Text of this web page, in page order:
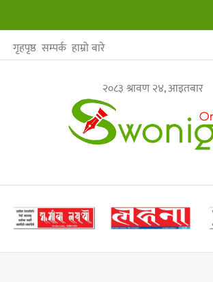
गृहपृष्ठ सम्पर्क हाम्रो बारे
२०८३ श्रावण २४, आइतबार